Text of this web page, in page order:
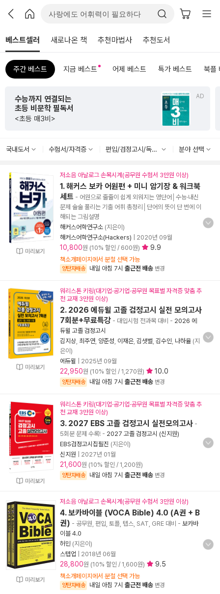
베스트셀러 새로나온 책 추천마법사 추천도서
주간 베스트 지금 베스트 어제 베스트 특가 베스트 북플
AD
초판 한정 한지 제작본!
<그리하여 어느 날 사랑이여>
국내도서 수험서/자격증 편입/검정고시/독학사 분야 선택
미리보기
저소음 아날로그 손목시계(공무원 수험서 3만원 이상)
1. 해커스 보카 어원편 + 미니 암기장 & 워크북
세트 - 어원으로 줄줄이 쉽게 외워지는 영단어│수능·내신
문제 술술 풀리는 기출 어휘 총정리│단어의 뜻이 단 번에 이
해되는 그림설명
해커스어학연구소 (지은이)
해커스어학연구소(Hackers)
2020년 09월
10,800원 (10% 할인 / 600원) 9.9
책소개페이지에서 분철 선택 가능
양탄자배송 내일 아침 7시 출근전 배송 변경
미리보기
워리스톤 키링(대기업·공기업·공무원 목표별 자격증 맞춤 추
천 교재 3만원 이상)
2. 2026 에듀윌 고졸 검정고시 실전 모의고사
7회분+무료특강 - 대입시험 전과목 대비 - 2026 에
듀윌 고졸 검정고시
김지상 최주연 양준성 이재은 김샛별 김수인 나하율 (지
은이)
에듀윌
2025년 09월
22,950원 (10% 할인 / 1,270원) 10.0
양탄자배송 내일 아침 7시 출근전 배송 변경
미리보기
워리스톤 키링(대기업·공기업·공무원 목표별 자격증 맞춤 추
천 교재 3만원 이상)
3. 2027 EBS 고졸 검정고시 실전모의고사 -
5회분 문제 수록! - 2027 고졸 검정고시 (신지원)
EBS검정고시집필진 (지은이)
신지원
2027년 01월
21,600원 (10% 할인 / 1,200원)
양탄자배송 내일 아침 7시 출근전 배송 변경
미리보기
저소음 아날로그 손목시계(공무원 수험서 3만원 이상)
4. 보카바이블 (VOCA Bible) 4.0 (A권 + B
권) - 공무원, 편입, 토플, 텝스, SAT, GRE 대비 - 보카바
이블 4.0
허민 (지은이)
스텝업
2018년 06월
28,800원 (10% 할인 / 1,600원) 9.5
책소개페이지에서 분철 선택 가능
양탄자배송 내일 아침 7시 출근전 배송 변경